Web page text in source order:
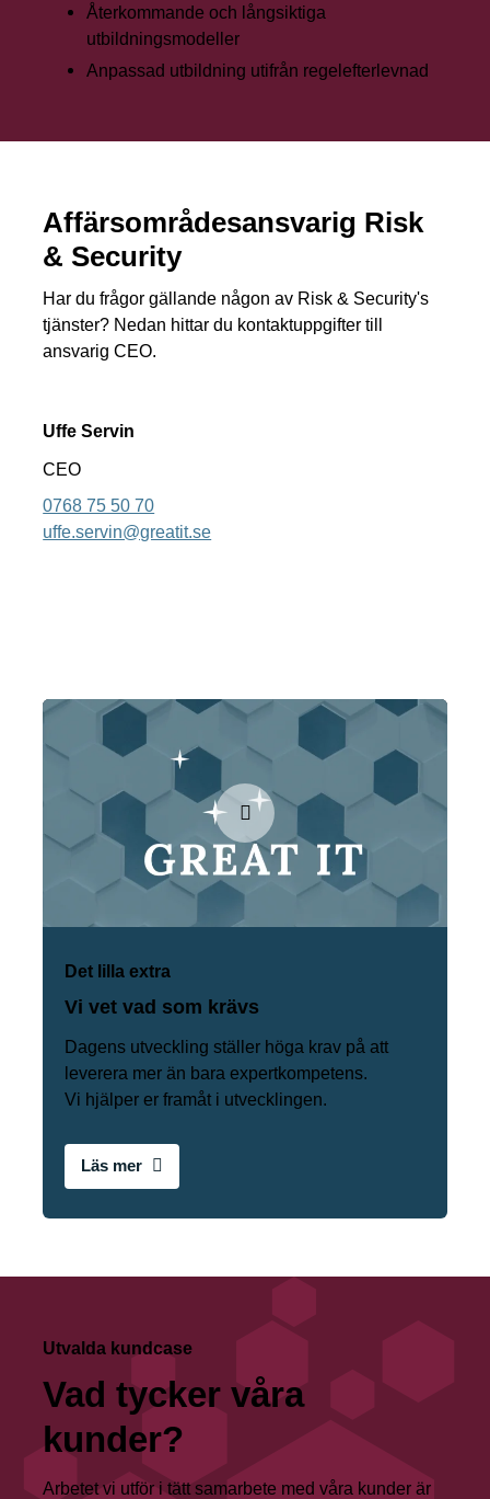
Återkommande och långsiktiga
utbildningsmodeller
Anpassad utbildning utifrån regelefterlevnad
Affärsområdesansvarig Risk
& Security
Har du frågor gällande någon av Risk & Security's
tjänster? Nedan hittar du kontaktuppgifter till
ansvarig CEO.
Uffe Servin
CEO
0768 75 50 70
uffe.servin@greatit.se
Det lilla extra
Vi vet vad som krävs
Dagens utveckling ställer höga krav på att
leverera mer än bara expertkompetens.
Vi hjälper er framåt i utvecklingen.
Läs mer
Utvalda kundcase
Vad tycker våra
kunder?
Arbetet vi utför i tätt samarbete med våra kunder är